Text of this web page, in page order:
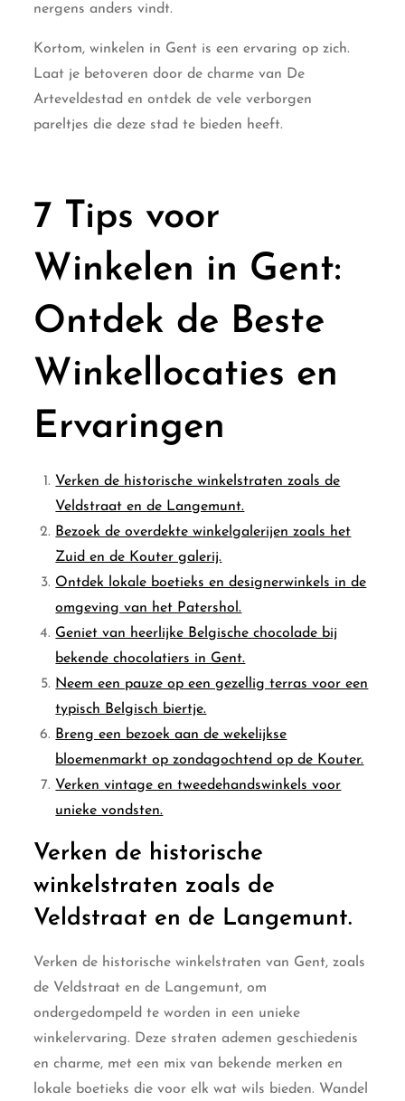
nergens anders vindt.
Kortom, winkelen in Gent is een ervaring op zich.
Laat je betoveren door de charme van De
Arteveldestad en ontdek de vele verborgen
pareltjes die deze stad te bieden heeft.
7 Tips voor
Winkelen in Gent:
Ontdek de Beste
Winkellocaties en
Ervaringen
Verken de historische winkelstraten zoals de
Veldstraat en de Langemunt.
Bezoek de overdekte winkelgalerijen zoals het
Zuid en de Kouter galerij.
Ontdek lokale boetieks en designerwinkels in de
omgeving van het Patershol.
Geniet van heerlijke Belgische chocolade bij
bekende chocolatiers in Gent.
Neem een pauze op een gezellig terras voor een
typisch Belgisch biertje.
Breng een bezoek aan de wekelijkse
bloemenmarkt op zondagochtend op de Kouter.
Verken vintage en tweedehandswinkels voor
unieke vondsten.
Verken de historische
winkelstraten zoals de
Veldstraat en de Langemunt.
Verken de historische winkelstraten van Gent, zoals
de Veldstraat en de Langemunt, om
ondergedompeld te worden in een unieke
winkelervaring. Deze straten ademen geschiedenis
en charme, met een mix van bekende merken en
lokale boetieks die voor elk wat wils bieden. Wandel